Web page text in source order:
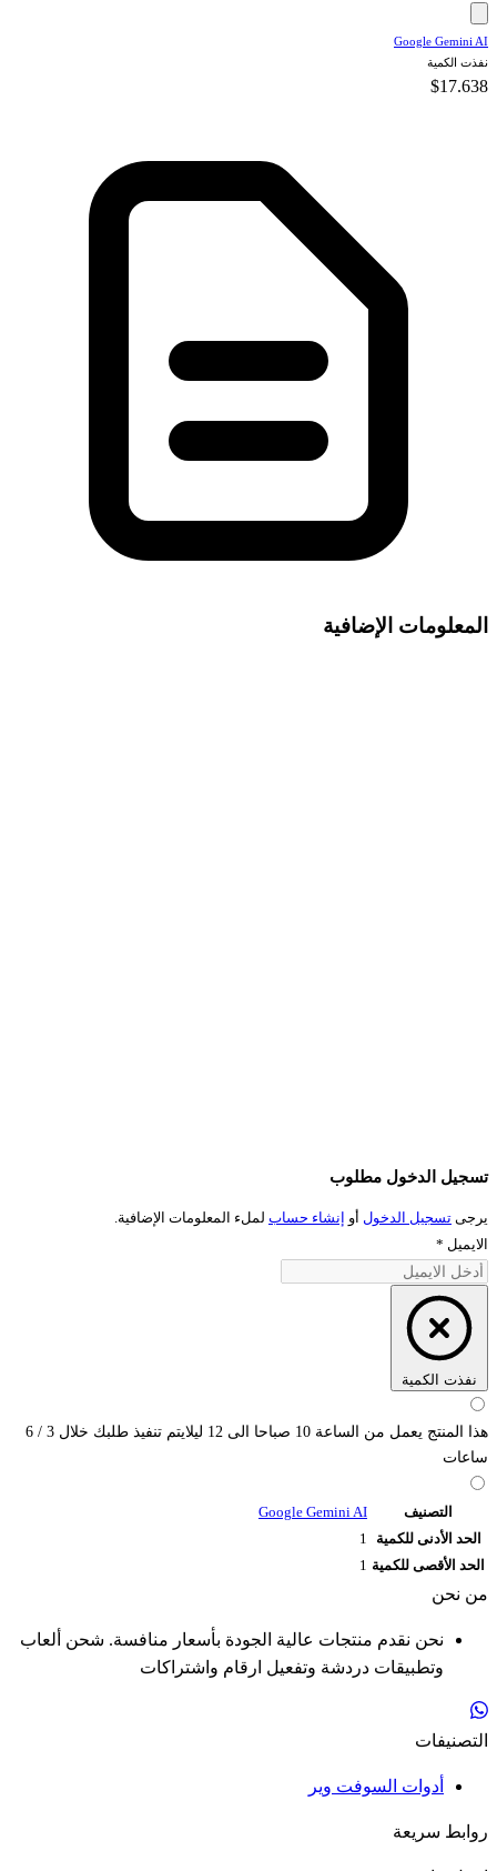
Google Gemini AI
نفذت الكمية
$17.638
المعلومات الإضافية
تسجيل الدخول مطلوب
يرجى تسجيل الدخول أو إنشاء حساب لملء المعلومات الإضافية.
الايميل *
نفذت الكمية
هذا المنتج يعمل من الساعة 10 صباحا الى 12 ليلايتم تنفيذ طلبك خلال 3 / 6
ساعات
التصنيف
Google Gemini AI
الحد الأدنى للكمية
1
الحد الأقصى للكمية 1
من نحن
نحن نقدم منتجات عالية الجودة بأسعار منافسة. شحن ألعاب
وتطبيقات دردشة وتفعيل ارقام واشتراكات
التصنيفات
أدوات السوفت وير
روابط سريعة